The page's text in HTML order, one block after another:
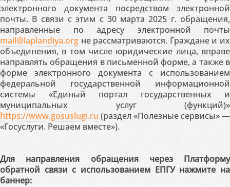
электронного документа посредством электронной
почты. В связи с этим с 30 марта 2025 г. обращения,
направленные по адресу электронной почты
mail@laplandiya.org не рассматриваются. Граждане и их
объединения, в том числе юридические лица, вправе
направлять обращения в письменной форме, а также в
форме электронного документа с использованием
федеральной государственной информационной
системы «Единый портал государственных и
муниципальных услуг (функций)»
https://www.gosuslugi.ru (раздел «Полезные сервисы» —
«Госуслуги. Решаем вместе»).
Для направления обращения через Платформу
обратной связи с использованием ЕПГУ нажмите на
баннер: